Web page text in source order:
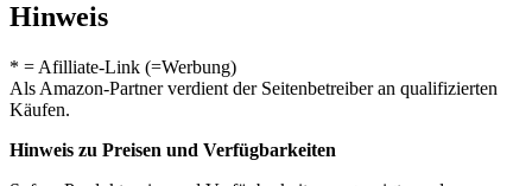
Hinweis
* = Afilliate-Link (=Werbung)
Als Amazon-Partner verdient der Seitenbetreiber an qualifizierten
Käufen.
Hinweis zu Preisen und Verfügbarkeiten